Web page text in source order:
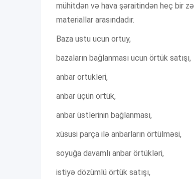
mühitdən və hava şəraitindən heç bir
materiallar arasındadır.
Baza ustu ucun ortuy,
bazaların bağlanması ucun örtük satışı,
anbar ortukleri,
anbar üçün örtük,
anbar üstlerinin bağlanması,
xüsusi parça ilə anbarların örtülməsi,
soyuğa davamlı anbar örtükləri,
istiyə dözümlü örtük satışı,